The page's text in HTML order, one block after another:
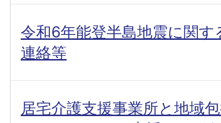
令和6年能登半島地震に関す
連絡等
居宅介護支援事業所と地域